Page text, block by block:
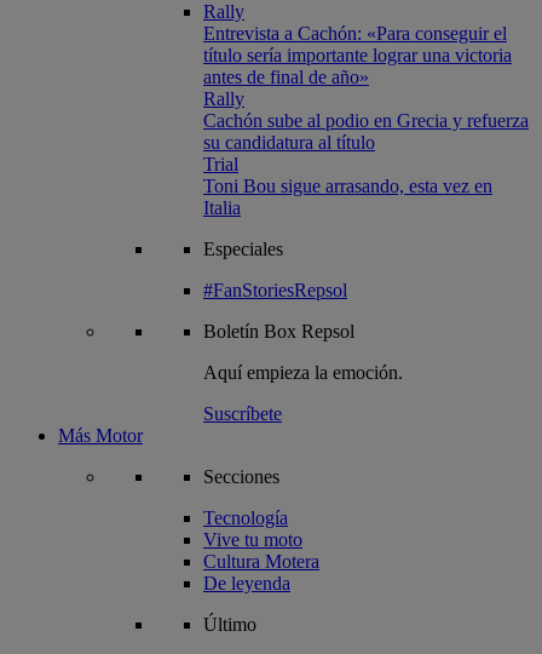
Rally
Entrevista a Cachón: «Para conseguir el
título sería importante lograr una victoria
antes de final de año»
Rally
Cachón sube al podio en Grecia y refuerza
su candidatura al título
Trial
Toni Bou sigue arrasando, esta vez en
Italia
Especiales
#FanStoriesRepsol
Boletín Box Repsol
Aquí empieza la emoción.
Suscríbete
Más Motor
Secciones
Tecnología
Vive tu moto
Cultura Motera
De leyenda
Último